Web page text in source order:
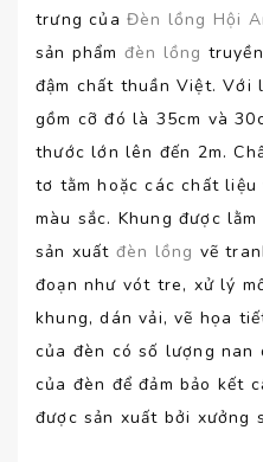
trưng của Đèn lồng Hội
sản phẩm đèn lồng
đậm chất thuần Việt. Với
gồm cỡ đó là 35cm và
thước lớn lên đến 2m.
tơ tằm hoặc các chất
màu sắc. Khung được
sản xuất đèn lồng vẽ
đoạn như vót tre, xử lý
khung, dán vải, vẽ họa
của đèn có số lượng nan
của đèn để đảm bảo kết
được sản xuất bởi xưởng